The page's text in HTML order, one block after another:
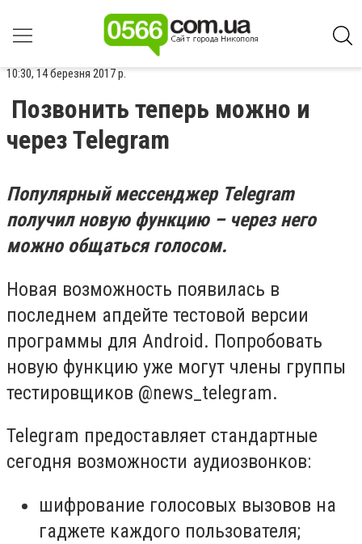
10:30, 14 березня 2017 р.
Позвонить теперь можно и
через Telegram
Популярный мессенджер Telegram
получил новую функцию – через него
можно общаться голосом.
Новая возможность появилась в
последнем апдейте тестовой версии
программы для Android. Попробовать
новую функцию уже могут члены группы
тестировщиков @news_telegram.
Telegram предоставляет стандартные
сегодня возможности аудиозвонков:
шифрование голосовых вызовов на
гаджете каждого пользователя;